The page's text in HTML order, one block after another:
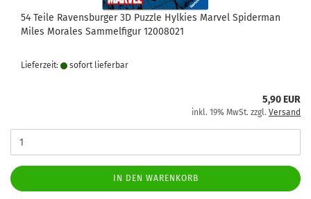
54 Teile Ravensburger 3D Puzzle Hylkies Marvel Spiderman
Miles Morales Sammelfigur 12008021
Lieferzeit: sofort lie­fer­bar
5,90 EUR
inkl. 19% MwSt. zzgl. Versand
IN DEN WARENKORB